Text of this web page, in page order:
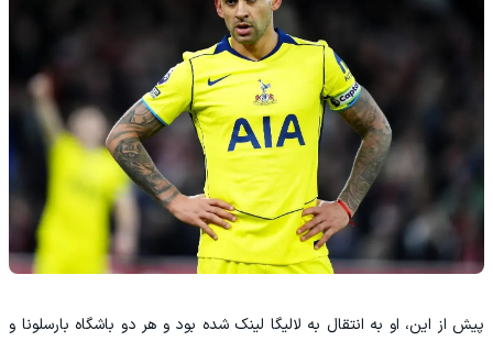
پیش از این، او به انتقال به لالیگا لینک شده بود و هر دو باشگاه بارسلونا و